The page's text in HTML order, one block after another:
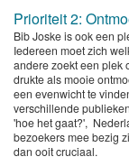
Prioriteit 2:
Bib Joske is ook een
Iedereen moet zich
andere zoekt een plek
drukte als mooie
een evenwicht te
verschillende
'hoe het gaat?',
bezoekers mee bezig
dan ooit cruciaal.